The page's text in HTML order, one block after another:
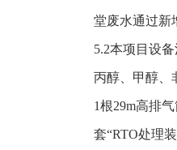
堂废水通过新
5.2本项目设
丙醇、甲醇、
1根29m高排
套“RTO处理